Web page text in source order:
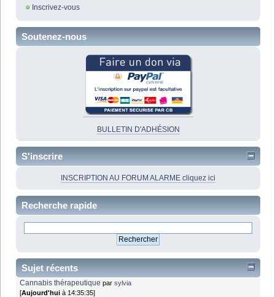
Inscrivez-vous
Soutenez-nous
BULLETIN D'ADHÉSION
S'inscrire
INSCRIPTION AU FORUM ALARME cliquez ici
Recherche rapide
Sujet récents
Cannabis thérapeutique parsylvia
[Aujourd'hui à 14:35:35]